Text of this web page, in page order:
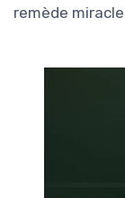
remède